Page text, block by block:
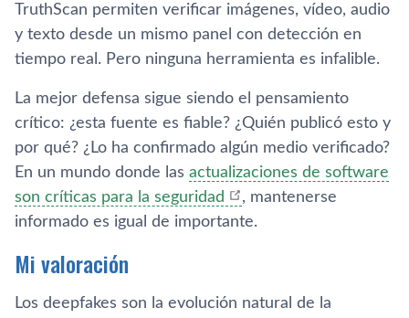
TruthScan permiten verificar imágenes, vídeo, audio
y texto desde un mismo panel con detección en
tiempo real. Pero ninguna herramienta es infalible.
La mejor defensa sigue siendo el pensamiento
crítico: ¿esta fuente es fiable? ¿Quién publicó esto y
por qué? ¿Lo ha confirmado algún medio verificado?
En un mundo donde las actualizaciones de software
son críticas para la seguridad
, mantenerse
informado es igual de importante.
Mi valoración
Los deepfakes son la evolución natural de la